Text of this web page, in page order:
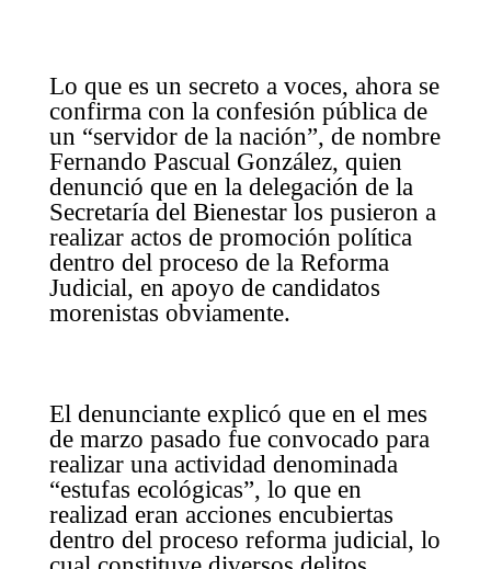
Lo que es un secreto a voces, ahora se
confirma con la confesión pública de
un “servidor de la nación”, de nombre
Fernando Pascual González, quien
denunció que en la delegación de la
Secretaría del Bienestar los pusieron a
realizar actos de promoción política
dentro del proceso de la Reforma
Judicial, en apoyo de candidatos
morenistas obviamente.
El denunciante explicó que en el mes
de marzo pasado fue convocado para
realizar una actividad denominada
“estufas ecológicas”, lo que en
realizad eran acciones encubiertas
dentro del proceso reforma judicial, lo